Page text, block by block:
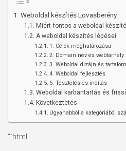
Weboldal készítés Lovasberény
Miért fontos a weboldal
A weboldal készítés lépései
1. Célok meghatározása
2. Domain név és webtárhely
3. Weboldal dizájn és tartalom
4. Weboldal fejlesztés
5. Tesztelés és indítás
Weboldal karbantartás és
Következtetés
Ugyanabból a kategóriából
“`html